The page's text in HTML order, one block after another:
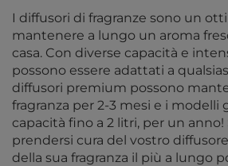
I diffusori di fragranze sono un
mantenere a lungo un aroma
casa. Con diverse capacità e
possono essere adattati a
diffusori premium possono
fragranza per 2-3 mesi e i modelli
capacità fino a 2 litri, per un
prendersi cura del vostro
della sua fragranza il più a lungo